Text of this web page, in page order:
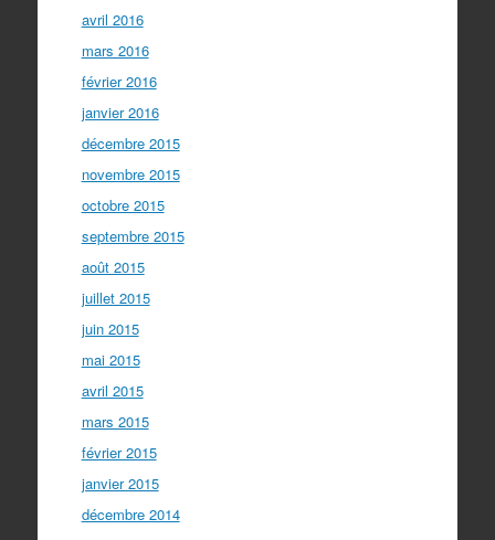
avril 2016
mars 2016
février 2016
janvier 2016
décembre 2015
novembre 2015
octobre 2015
septembre 2015
août 2015
juillet 2015
juin 2015
mai 2015
avril 2015
mars 2015
février 2015
janvier 2015
décembre 2014